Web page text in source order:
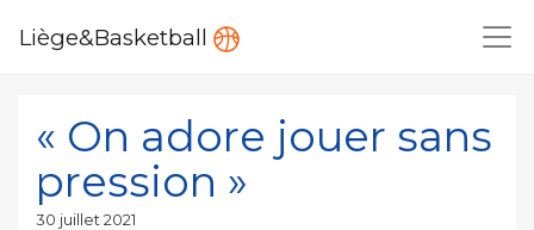
Liège&Basketball
« On adore jouer sans
pression »
Publié
30 juillet 2021